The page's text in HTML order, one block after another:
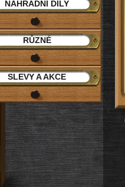
NÁHRADNÍ DÍLY
RŮZNÉ
SLEVY A AKCE